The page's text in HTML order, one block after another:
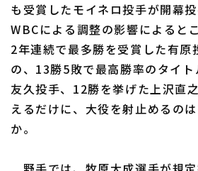
も受賞したモイネロ投手が開幕投
WBCによる調整の影響によると
2年連続で最多勝を受賞した有原
の、13勝5敗で最高勝率のタイ
友久投手、12勝を挙げた上沢直
えるだけに、大役を射止めるの
か。